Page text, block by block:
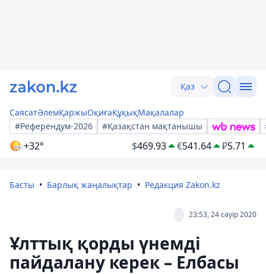
Қаз
СаясатӘлемҚаржыОқиғаҚұқықМақалалар
#Референдум-2026
#Қазақстан мақтанышы
+32° $469.93 €541.64 ₽5.71
Басты Барлық жаңалықтар Редакция Zakon.kz
23:53, 24 сәуір 2020
Ұлттық қорды үнемді
пайдалану керек – Елбасы